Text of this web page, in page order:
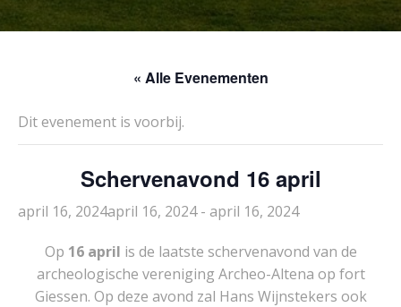
« Alle Evenementen
Dit evenement is voorbij.
Schervenavond 16 april
april 16, 2024april 16, 2024- april 16, 2024
Op 16 april is de laatste schervenavond van de
archeologische vereniging Archeo-Altena op fort
Giessen. Op deze avond zal Hans Wijnstekers ook